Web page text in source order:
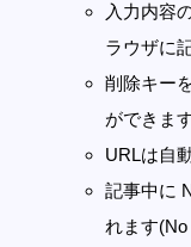
入力内容
ラウザに
削除キー
ができます
URLは自
記事中に
れます(No